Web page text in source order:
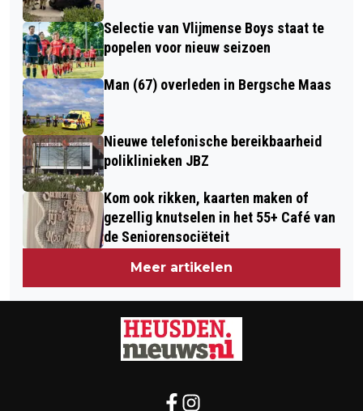
Selectie van Vlijmense Boys staat te
popelen voor nieuw seizoen
Man (67) overleden in Bergsche Maas
Nieuwe telefonische bereikbaarheid
poliklinieken JBZ
Kom ook rikken, kaarten maken of
gezellig knutselen in het 55+ Café van
de Seniorensociëteit
Meer artikelen